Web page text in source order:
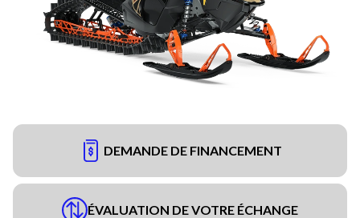
DEMANDE DE FINANCEMENT
ÉVALUATION DE VOTRE ÉCHANGE